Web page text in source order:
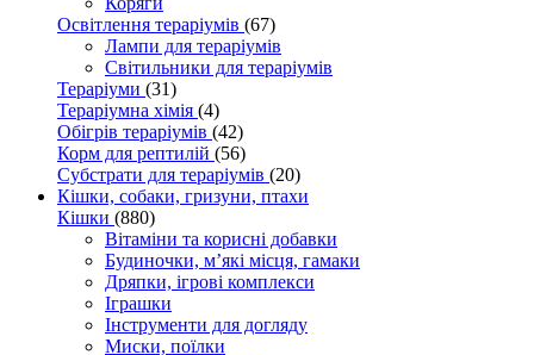
Освітлення тераріумів (67)
Лампи для тераріумів
Світильники для тераріумів
Тераріуми (31)
Тераріумна хімія (4)
Обігрів тераріумів (42)
Корм для рептилій (56)
Субстрати для тераріумів (20)
Кішки, собаки, гризуни, птахи
Кішки (880)
Вітаміни та корисні добавки
Будиночки, м’які місця, гамаки
Дряпки, ігрові комплекси
Іграшки
Інструменти для догляду
Миски, поїлки